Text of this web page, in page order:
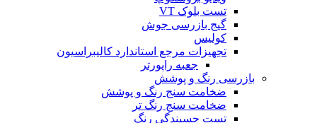
تست بلوک VT
گیج بازرسی جوش
کولیس
تجهیزات مرجع استاندارد کالیبراسیون
جعبه راپورتر
بازرسی رنگ و پوشش
ضخامت سنج رنگ و پوشش
ضخامت سنج رنگ تر
تست چسبندگی رنگ